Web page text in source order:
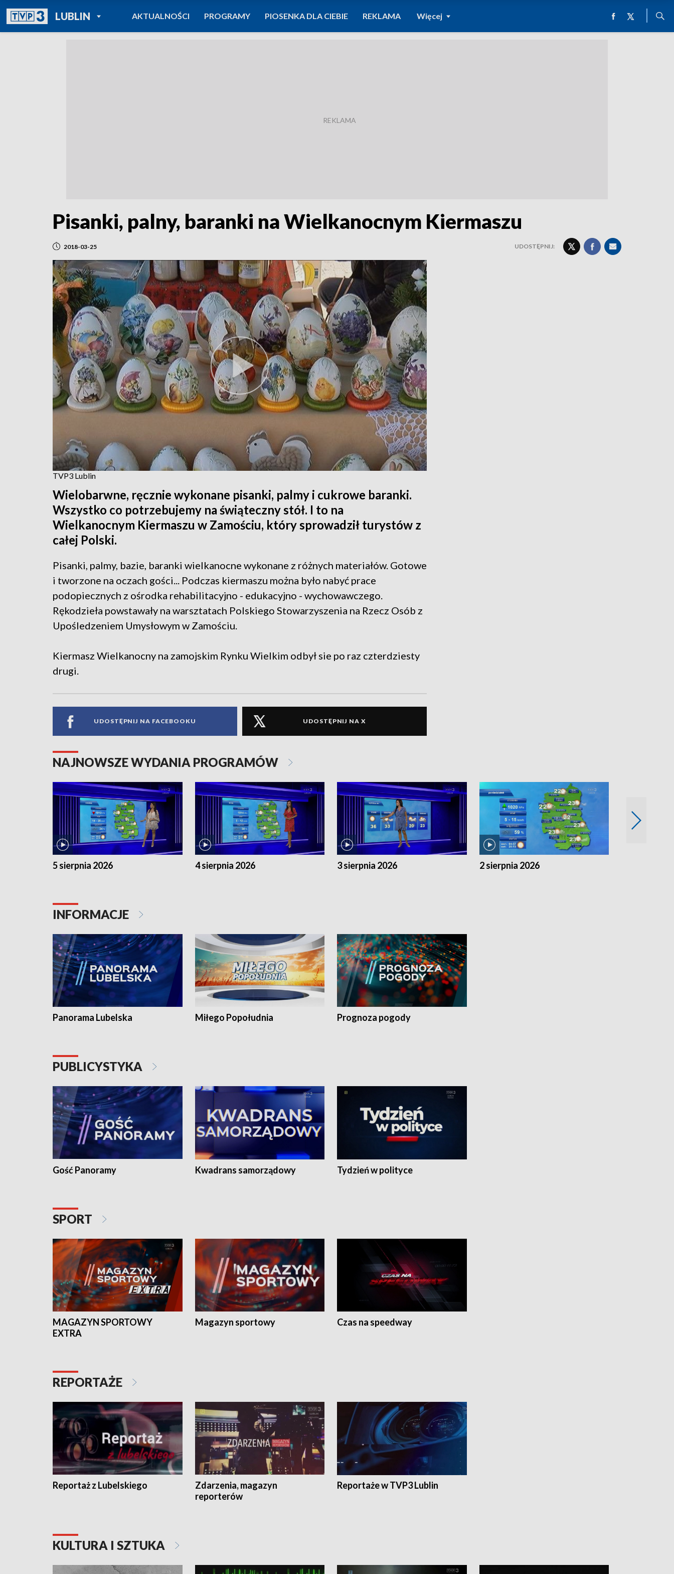
LUBLINPOWRÓT DO
TVP REGIONY
AKTUALNOŚCI PROGRAMY PIOSENKA DLA CIEBIE REKLAMA Więcej
Pisanki, palny, baranki na Wielkanocnym Kiermaszu
2018-03-25 UDOSTĘPNIJ:
TVP3 Lublin
Wielobarwne, ręcznie wykonane pisanki, palmy i cukrowe baranki.
Wszystko co potrzebujemy na świąteczny stół. I to na
Wielkanocnym Kiermaszu w Zamościu, który sprowadził turystów z
całej Polski.
Pisanki, palmy, bazie, baranki wielkanocne wykonane z różnych materiałów. Gotowe
i tworzone na oczach gości... Podczas kiermaszu można było nabyć prace
podopiecznych z ośrodka rehabilitacyjno - edukacyjno - wychowawczego.
Rękodzieła powstawały na warsztatach Polskiego Stowarzyszenia na Rzecz Osób z
Upośledzeniem Umysłowym w Zamościu.
Kiermasz Wielkanocny na zamojskim Rynku Wielkim odbył sie po raz czterdziesty
drugi.
UDOSTĘPNIJ NA FACEBOOKU UDOSTĘPNIJ NA X
NAJNOWSZE WYDANIA PROGRAMÓW
5 sierpnia 2026 4 sierpnia 2026 3 sierpnia 2026 2 sierpnia 2026
INFORMACJE
Panorama Lubelska Miłego Popołudnia Prognoza pogody
PUBLICYSTYKA
Gość Panoramy Kwadrans samorządowy Tydzień w polityce
SPORT
MAGAZYN SPORTOWY
EXTRA
Magazyn sportowy Czas na speedway
REPORTAŻE
Reportaż z Lubelskiego
Zdarzenia, magazyn
reporterów
Reportaże w TVP3 Lublin
KULTURA I SZTUKA